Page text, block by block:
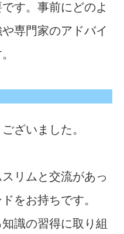
す。事前にどのよ
専門家のアドバイ
ざいました。
リムと交流があっ
をお持ちです。
識の習得に取り組